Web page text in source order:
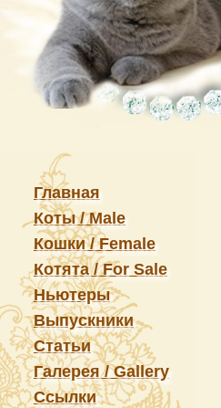
Главная
Коты / Male
Кошки / Female
Котята / For Sale
Ньютеры
Выпускники
Статьи
Галерея / Gallery
Ссылки